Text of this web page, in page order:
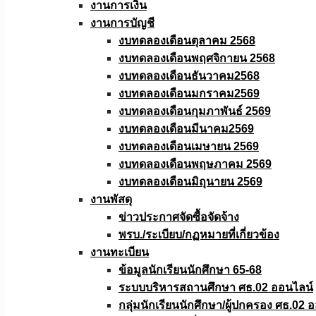
งานการเงิน
งานการบัญชี
งบทดลองเดือนตุลาคม 2568
งบทดลองเดือนพฤศจิกายน 2568
งบทดลองเดือนธันวาคม2568
งบทดลองเดือนมกราคม2569
งบทดลองเดือนกุมภาพันธ์ 2569
งบทดลองเดือนมีนาคม2569
งบทดลองเดือนเมษายน 2569
งบทดลองเดือนพฤษภาคม 2569
งบทดลองเดือนมิถุนายน 2569
งานพัสดุ
ข่าวประกาศจัดซื้อจัดจ้าง
พรบ./ระเบียบ/กฏหมายที่เกี่ยวข้อง
งานทะเบียน
ข้อมูลนักเรียนนักศึกษา 65-68
ระบบบริหารสถานศึกษา ศธ.02 ออนไลน์
กลุ่มนักเรียนนักศึกษา/ผู้ปกครอง ศธ.02